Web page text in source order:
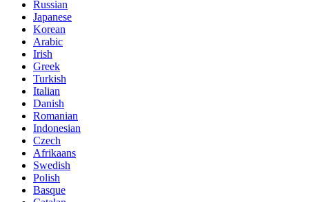
Russian
Japanese
Korean
Arabic
Irish
Greek
Turkish
Italian
Danish
Romanian
Indonesian
Czech
Afrikaans
Swedish
Polish
Basque